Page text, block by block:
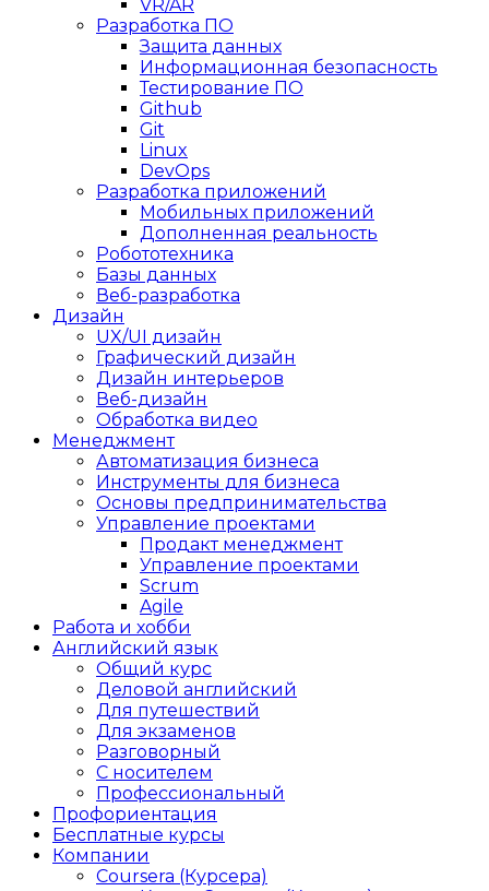
VR/AR
Разработка ПО
Защита данных
Информационная безопасность
Тестирование ПО
Github
Git
Linux
DevOps
Разработка приложений
Мобильных приложений
Дополненная реальность
Робототехника
Базы данных
Веб-разработка
Дизайн
UX/UI дизайн
Графический дизайн
Дизайн интерьеров
Веб-дизайн
Обработка видео
Менеджмент
Автоматизация бизнеса
Инструменты для бизнеса
Основы предпринимательства
Управление проектами
Продакт менеджмент
Управление проектами
Scrum
Agile
Работа и хобби
Английский язык
Общий курс
Деловой английский
Для путешествий
Для экзаменов
Разговорный
С носителем
Профессиональный
Профориентация
Бесплатные курсы
Компании
Coursera (Курсера)